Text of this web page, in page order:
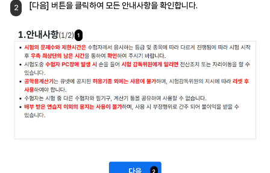
2 [다음] 버튼을 클릭하여 모든 안내사항을 확인합니다.